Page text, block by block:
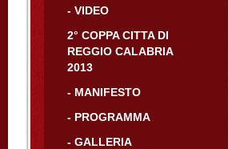
- VIDEO
2° COPPA CITTA DI
REGGIO CALABRIA
2013
- MANIFESTO
- PROGRAMMA
- GALLERIA